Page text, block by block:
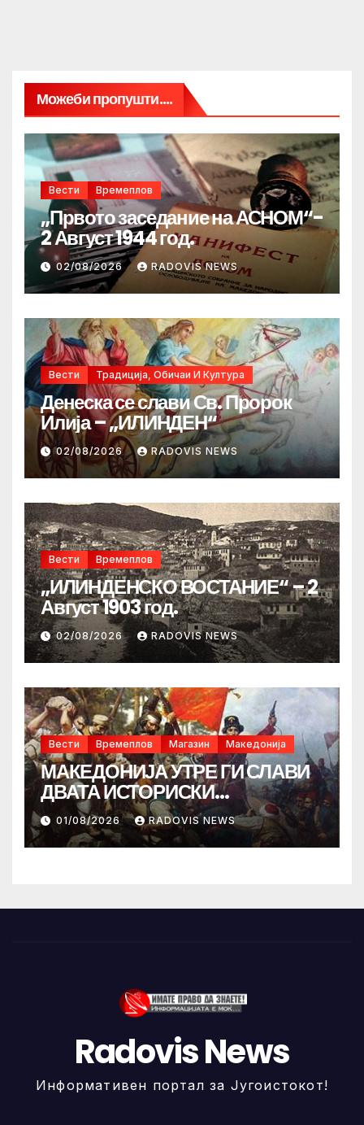
Можеби пропушти....
Вести Времеплов
„Првото заседание на АСНОМ“-
2 Август 1944 год.
02/08/2026 RADOVIS NEWS
Вести Традиција, Обичаи И Култура
Денеска се слави Св. Пророк
Илија – „ИЛИНДЕН“
02/08/2026 RADOVIS NEWS
Вести Времеплов
„ИЛИНДЕНСКО ВОСТАНИЕ“ – 2
Август 1903 год.
02/08/2026 RADOVIS NEWS
Вести Времеплов Магазин Македонија
МАКЕДОНИЈА УТРЕ ГИ СЛАВИ
ДВАТА ИСТОРИСКИ
ИЛИНДЕНА!
01/08/2026 RADOVIS NEWS
Radovis News
Информативен портал за Југоистокот!